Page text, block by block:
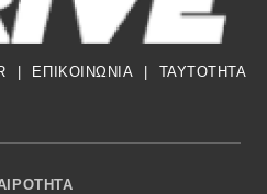
| ΕΠΙΚΟΙΝΩΝΙΑ | TAYTOTHTA